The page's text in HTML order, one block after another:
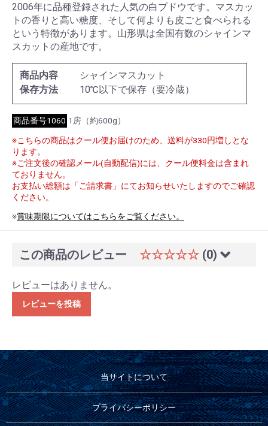
2006年に品種登録された人気の白ブドウです。マスカッ
トの香りと高い糖度、そして何よりも皮ごと食べられる
という特徴があります。山形県は全国有数のシャインマ
スカットの産地です。
商品内容
シャインマスカット
保存方法
10℃以下で保存（要冷蔵）
商品番号1060 1房（約600g）
※こちらの商品はクール便お届けのため、送料が330円増しとな
ります。
※ご注文後の確認メール(自動配信)には、クール便料金は含まれ
ておりません。
お支払い総額は「ご請求書」にてお知らせいたしますのでご確認
ください。
※賞味期限についてはこちらをご覧ください。
この商品のレビュー ☆☆☆☆☆ (0)
レビューはありません。
レビューを投稿
当サイトについて
プライバシーポリシー